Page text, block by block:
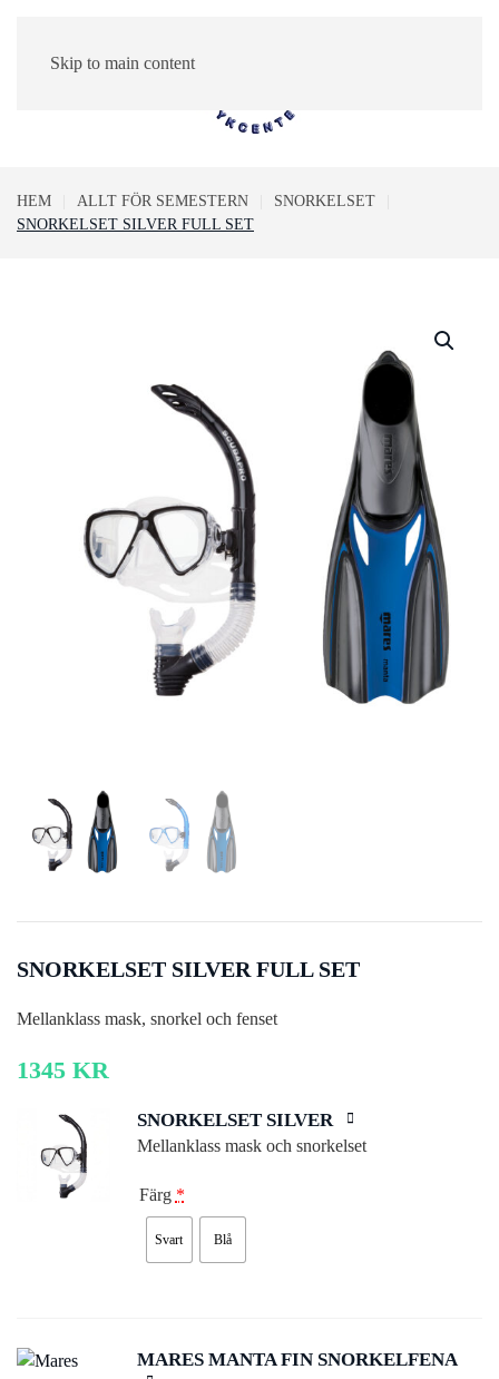
Skip to main content
HEM ALLT FÖR SEMESTERN
SNORKELSET
SNORKELSET SILVER FULL SET
SNORKELSET SILVER FULL SET
Mellanklass mask, snorkel och fenset
1345 KR
SNORKELSET SILVER
Mellanklass mask och snorkelset
Färg *
Svart Blå
MARES MANTA FIN SNORKELFENA